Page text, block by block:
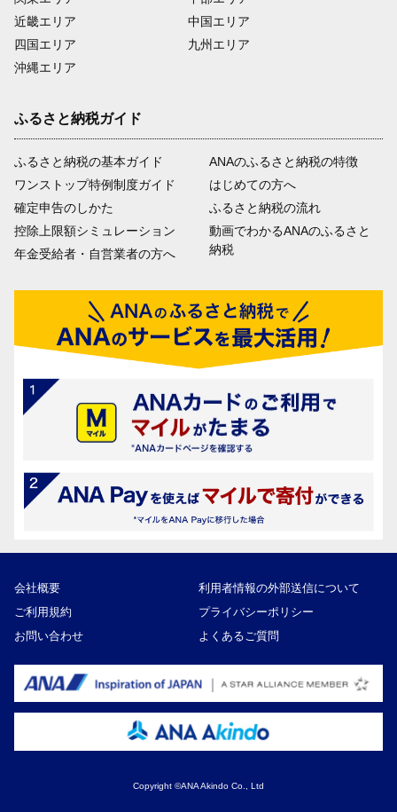
近畿エリア
四国エリア
沖縄エリア
中国エリア
九州エリア
ふるさと納税ガイド
ふるさと納税の基本ガイド
ワンストップ特例制度ガイド
確定申告のしかた
控除上限額シミュレーション
年金受給者・自営業者の方へ
ANAのふるさと納税の特徴
はじめての方へ
ふるさと納税の流れ
動画でわかるANAのふるさと
納税
会社概要
利用者情報の外部送信について
ご利用規約
プライバシーポリシー
お問い合わせ
よくあるご質問
Copyright ©ANA Akindo Co., Ltd